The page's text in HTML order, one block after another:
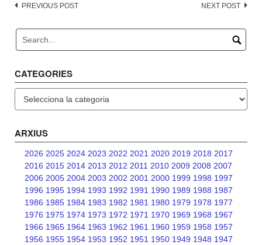
Post
PREVIOUS POST NEXT POST
CATEGORIES
ARXIUS
2026 2025 2024 2023 2022 2021 2020 2019 2018 2017
2016 2015 2014 2013 2012 2011 2010 2009 2008 2007
2006 2005 2004 2003 2002 2001 2000 1999 1998 1997
1996 1995 1994 1993 1992 1991 1990 1989 1988 1987
1986 1985 1984 1983 1982 1981 1980 1979 1978 1977
1976 1975 1974 1973 1972 1971 1970 1969 1968 1967
1966 1965 1964 1963 1962 1961 1960 1959 1958 1957
1956 1955 1954 1953 1952 1951 1950 1949 1948 1947